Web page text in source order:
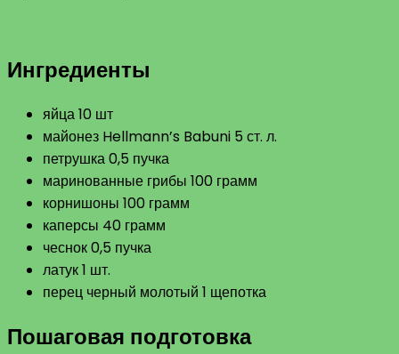
Ингредиенты
яйца 10 шт
майонез Hellmann’s Babuni 5 ст. л.
петрушка 0,5 пучка
маринованные грибы 100 грамм
корнишоны 100 грамм
каперсы 40 грамм
чеснок 0,5 пучка
латук 1 шт.
перец черный молотый 1 щепотка
Пошаговая подготовка